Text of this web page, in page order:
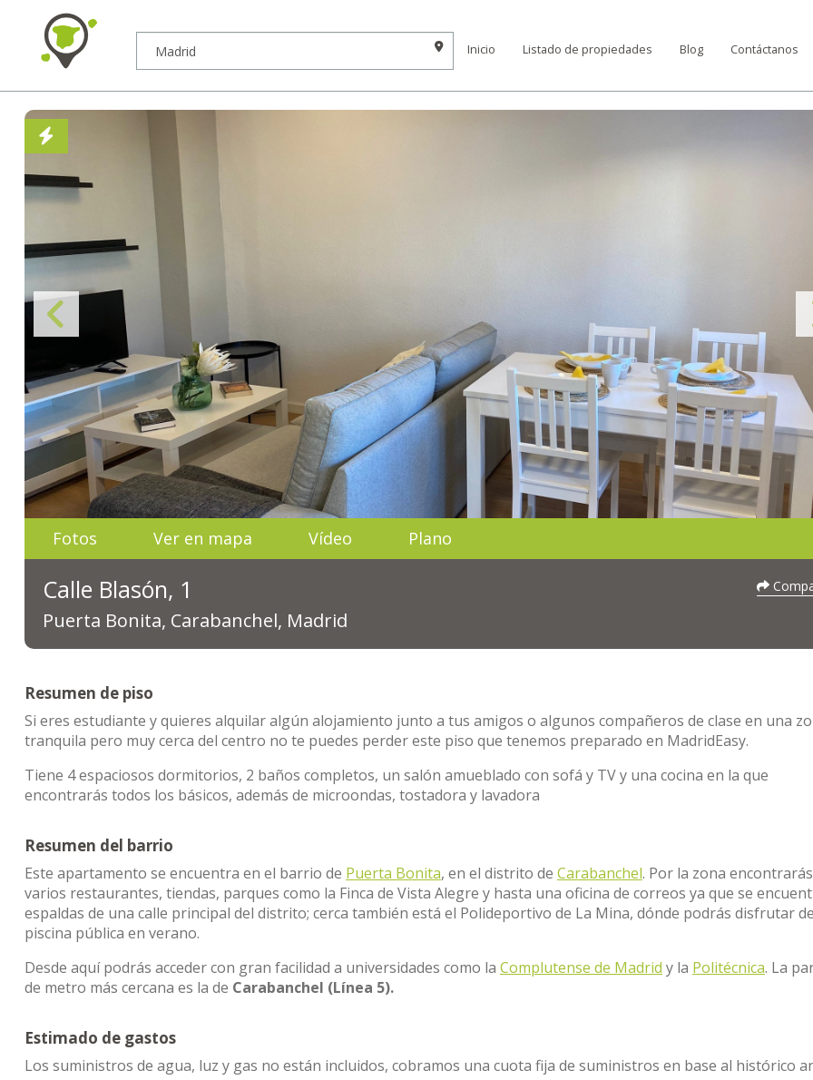
Inicio Listado de propiedades Blog Contáctanos
Fotos Ver en mapa Vídeo Plano
Calle Blasón, 1
Puerta Bonita, Carabanchel, Madrid
Resumen de piso
Si eres estudiante y quieres alquilar algún alojamiento junto a tus amigos o algunos compañeros de clase en una
tranquila pero muy cerca del centro no te puedes perder este piso que tenemos preparado en MadridEasy.
Tiene 4 espaciosos dormitorios, 2 baños completos, un salón amueblado con sofá y TV y una cocina en la que
encontrarás todos los básicos, además de microondas, tostadora y lavadora
Resumen del barrio
Este apartamento se encuentra en el barrio de Puerta Bonita, en el distrito de Carabanchel. Por la zona encontrarás
varios restaurantes, tiendas, parques como la Finca de Vista Alegre y hasta una oficina de correos ya que se
espaldas de una calle principal del distrito; cerca también está el Polideportivo de La Mina, dónde podrás disfrutar
piscina pública en verano.
Desde aquí podrás acceder con gran facilidad a universidades como la Complutense de Madrid y la Politécnica. La
de metro más cercana es la de Carabanchel (Línea 5).
Estimado de gastos
Los suministros de agua, luz y gas no están incluidos, cobramos una cuota fija de suministros en base al histórico